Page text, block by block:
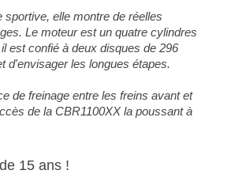
elle montre de réelles
Le moteur est un quatre cylindres
est confié à deux disques de 296
d'envisager les longues étapes.
de freinage entre les freins avant et
de la CBR1100XX la poussant à
15 ans !